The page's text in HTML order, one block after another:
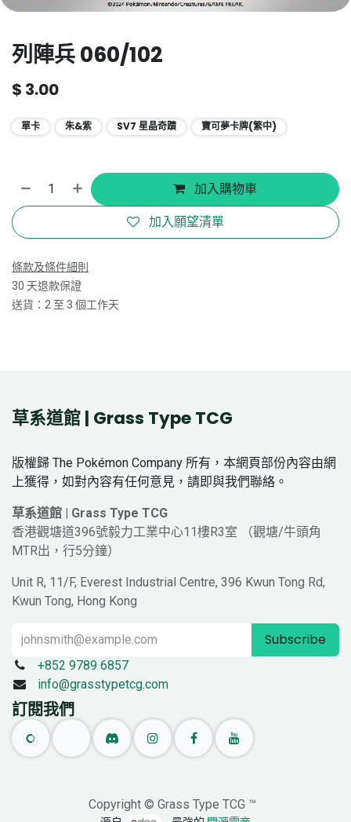
列陣兵 060/102
$ 3.00
單卡 朱&紫 SV7 星晶奇蹟 寶可夢卡牌(繁中)
加入購物車
加入願望清單
條款及條件細則
30 天退款保證
送貨：2 至 3 個工作天
草系道館 | Grass Type TCG
版權歸 The Pokémon Company 所有，本網頁部份內容由網
上獲得，如對內容有任何意見，請即與我們聯絡。
草系道館 | Grass Type TCG
香港觀塘道396號毅力工業中心11樓R3室 （觀塘/牛頭角
MTR出，行5分鐘）
Unit R, 11/F, Everest Industrial Centre, 396 Kwun Tong Rd,
Kwun Tong, Hong Kong
Subscribe
+852 9789 6857
info@grasstypetcg.com
訂閱我們
Copyright © Grass Type TCG ™